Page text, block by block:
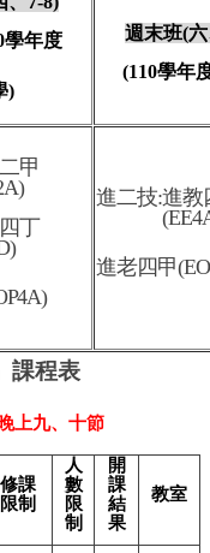
學年度
)
週末班(
(110學年
甲
丁
進二技:進教
進老四甲
課程表
上九、十節
修課
限制
人
數
限
制
開
課
結
果
教室